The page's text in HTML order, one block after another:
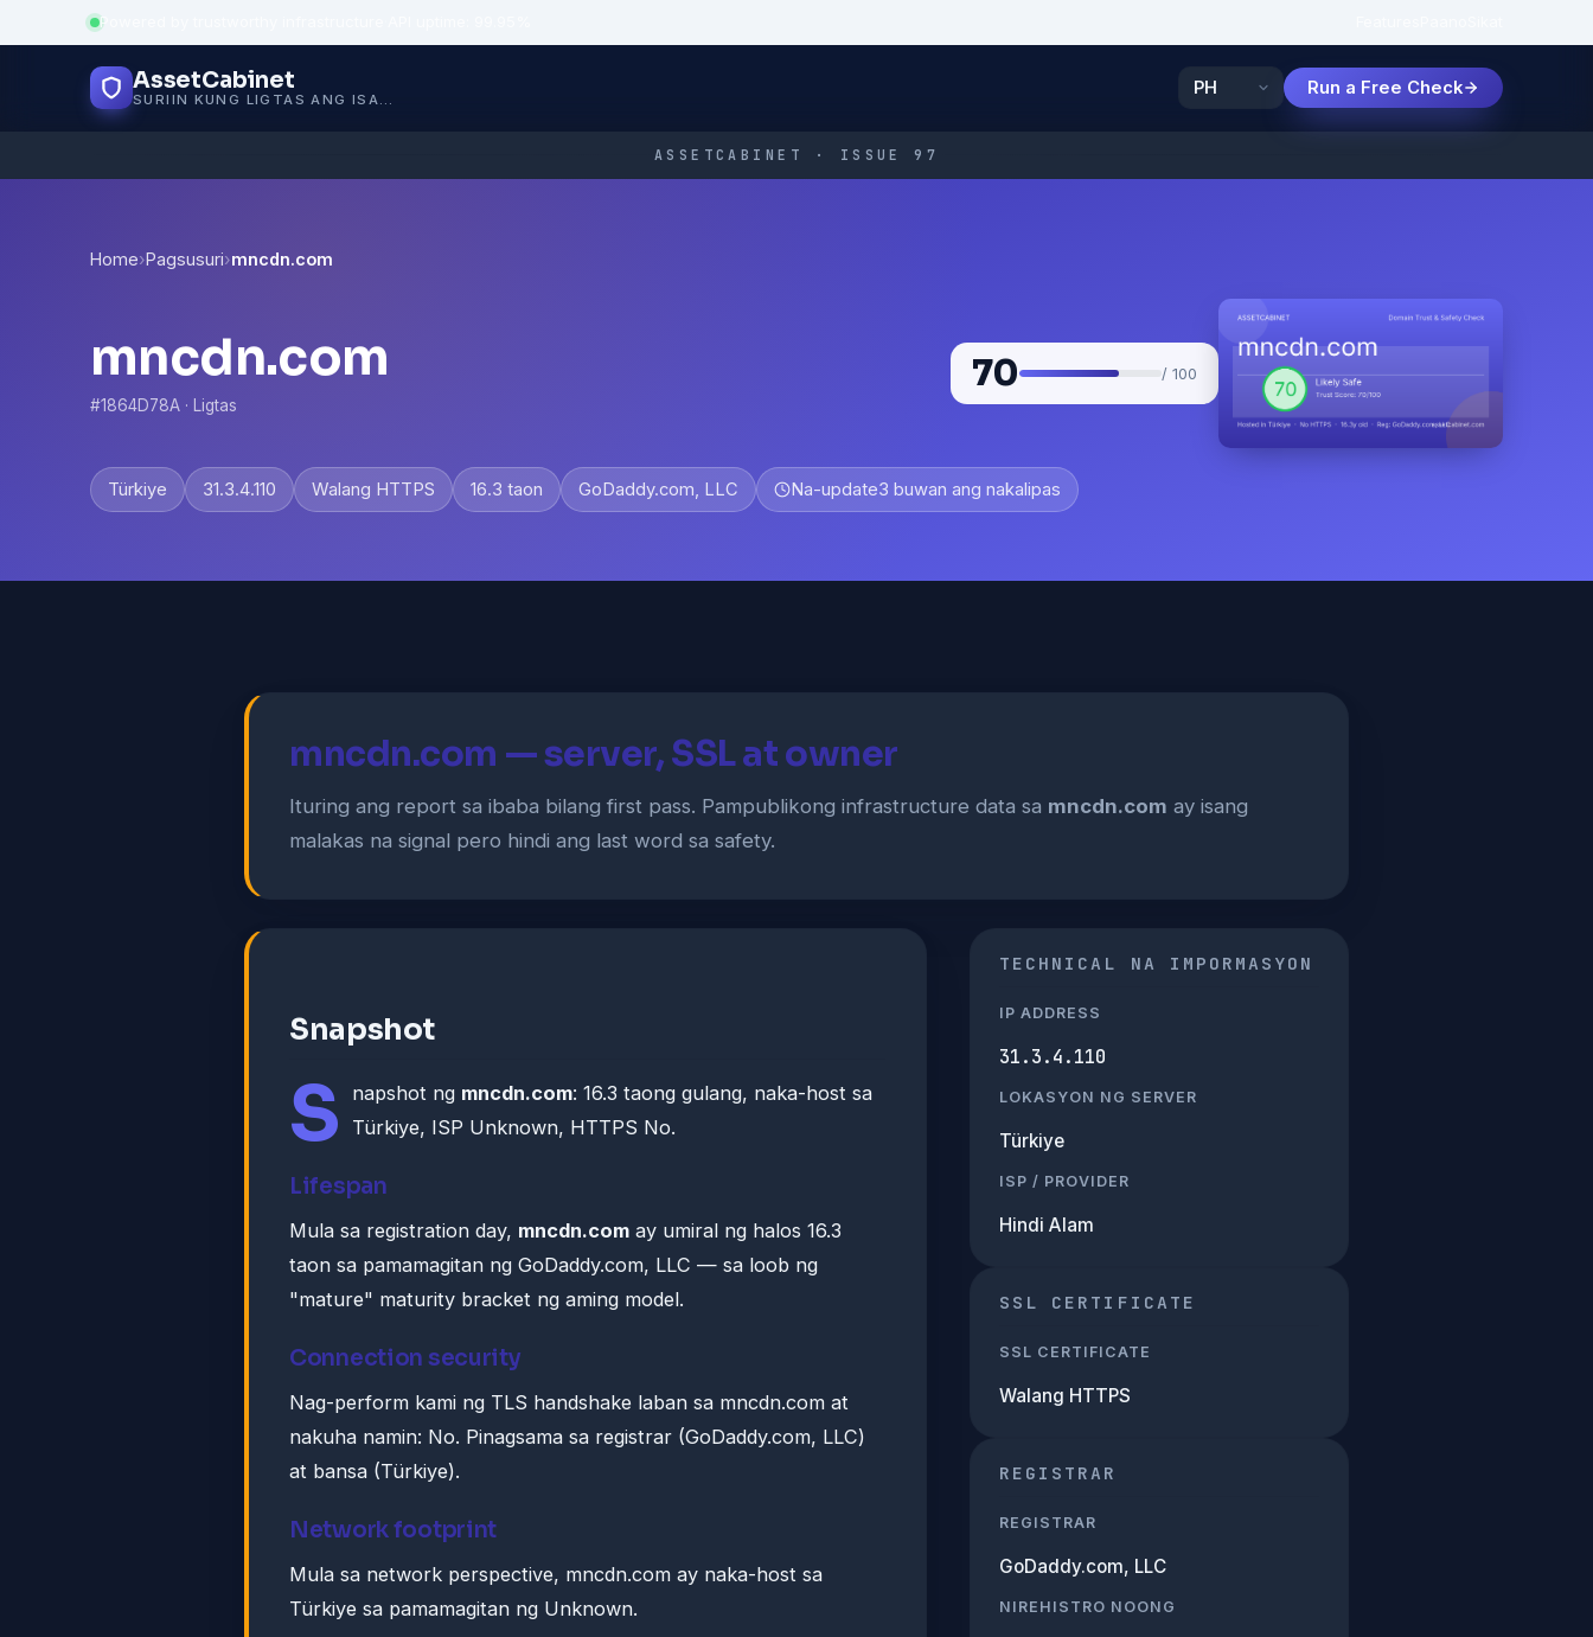
Powered by trustworthy infrastructure
AssetCabinet
SURIIN KUNG LIGTAS ANG ISANG WEBSITE
Run a Free Check
ASSETCABINET · ISSUE 97
Home›Pagsusuri›mncdn.com
mncdn.com
#1864D78A · Ligtas
70 / 100
Türkiye 31.3.4.110 Walang HTTPS 16.3 taon GoDaddy.com, LLC Na-update3 buwan ang nakalipas
mncdn.com — server, SSL at owner
Ituring ang report sa ibaba bilang first pass. Pampublikong infrastructure data sa mncdn.com ay isang
malakas na signal pero hindi ang last word sa safety.
Snapshot
S napshot ng mncdn.com: 16.3 taong gulang, naka-host sa
Türkiye, ISP Unknown, HTTPS No.
Lifespan
Mula sa registration day, mncdn.com ay umiral ng halos 16.3
taon sa pamamagitan ng GoDaddy.com, LLC — sa loob ng
"mature" maturity bracket ng aming model.
Connection security
Nag-perform kami ng TLS handshake laban sa mncdn.com at
nakuha namin: No. Pinagsama sa registrar (GoDaddy.com, LLC)
at bansa (Türkiye).
Network footprint
Mula sa network perspective, mncdn.com ay naka-host sa
Türkiye sa pamamagitan ng Unknown.
TECHNICAL NA IMPORMASYON
IP ADDRESS
31.3.4.110
LOKASYON NG SERVER
Türkiye
ISP / PROVIDER
Hindi Alam
SSL CERTIFICATE
SSL CERTIFICATE
Walang HTTPS
REGISTRAR
REGISTRAR
GoDaddy.com, LLC
NIREHISTRO NOONG